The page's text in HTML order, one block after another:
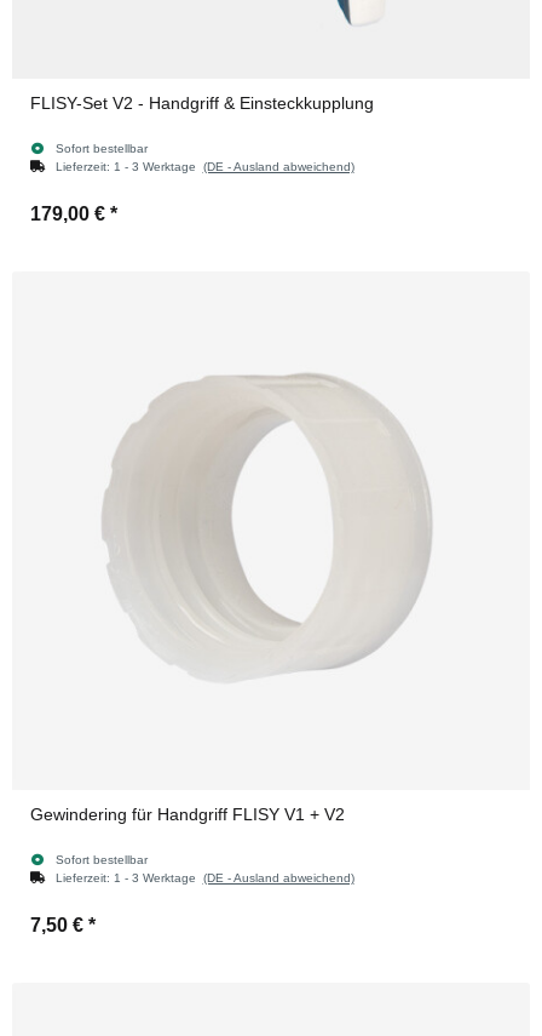
FLISY-Set V2 - Handgriff & Einsteckkupplung
Sofort bestellbar
Lieferzeit: 1 - 3 Werktage (DE - Ausland abweichend)
179,00 € *
Gewindering für Handgriff FLISY V1 + V2
Sofort bestellbar
Lieferzeit: 1 - 3 Werktage (DE - Ausland abweichend)
7,50 € *